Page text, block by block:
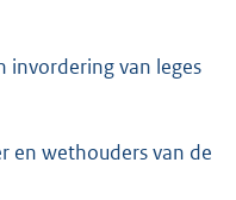
invordering van leges
en wethouders van de